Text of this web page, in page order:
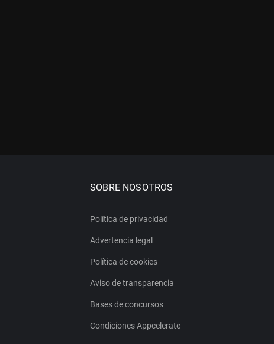
SOBRE NOSOTROS
Política de privacidad
Advertencia legal
Política de cookies
Aviso de transparencia
Bases de concursos
Condiciones Appcelerate